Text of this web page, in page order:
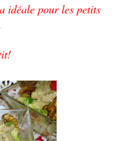
idéale pour les petits